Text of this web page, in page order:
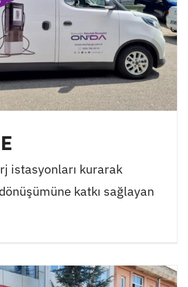
istasyonları kurarak
katkı sağlayan